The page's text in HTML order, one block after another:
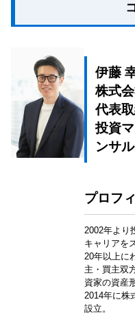
伊藤
株式
代表
投資
ンサ
プロフ
2002年より
キャリアを
20年以上に
主・買主双
資家の資産
2014年に株
設立。